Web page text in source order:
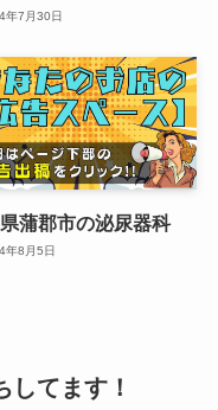
年7月30日
蒲郡市の泌尿器科
年8月5日
してます！